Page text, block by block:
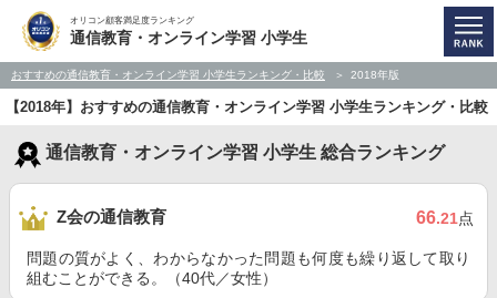
オリコン顧客満足度ランキング
通信教育・オンライン学習 小学生
おすすめの通信教育・オンライン学習 小学生ランキング・比較 2018年版
【2018年】おすすめの通信教育・オンライン学習 小学生ランキング・比較
通信教育・オンライン学習 小学生 総合ランキング
Z会の通信教育 66.21点
問題の質がよく、わからなかった問題も何度も繰り返して取り
組むことができる。（40代／女性）